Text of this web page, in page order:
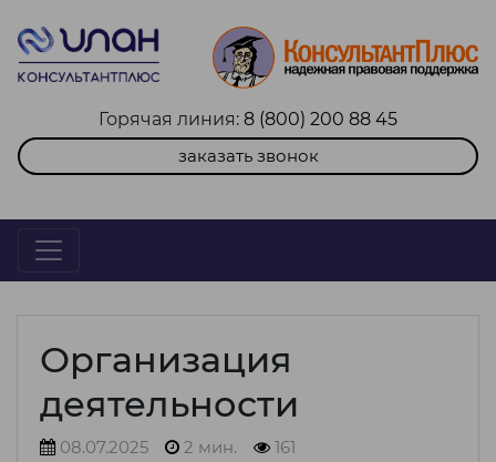
Горячая линия: 8 (800) 200 88 45
заказать звонок
Организация
деятельности
08.07.2025 2 мин. 161